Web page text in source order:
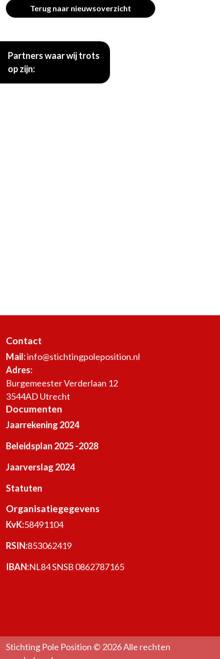
Terug naar nieuwsoverzicht
Partners waar wij trots
op zijn:
Contact
Mail:info@stichtingpoleposition.nl
Adres:
Burgemeester Verderlaan 12
3544AD Utrecht
Documenten
Jaarrekening 2024
Beleidsplan 2025 -2028
Jaarverslag 2024
Statuten
Organisatiegegevens
KvK:58491104
RSIN:853062419
IBAN:NL84 SNSB 0862787165
Stichting Pole Position © 2026 Alle rechten